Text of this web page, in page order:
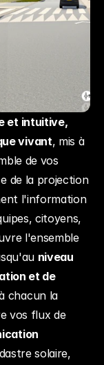
et intuitive,
vivant, mis à
de vos
de la projection
l'information
citoyens,
l'ensemble
niveau
et de
chacun la
vos flux de
solaire,